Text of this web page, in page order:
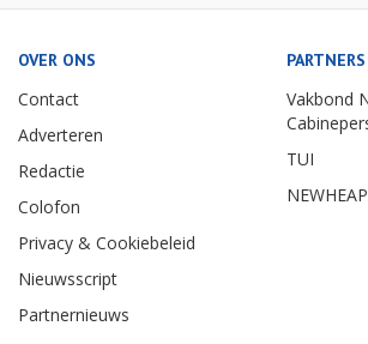
OVER ONS
Contact
Adverteren
Redactie
Colofon
Privacy & Cookiebeleid
Nieuwsscript
Partnernieuws
PARTNERS
Vakbond
TUI
NEWHEAP